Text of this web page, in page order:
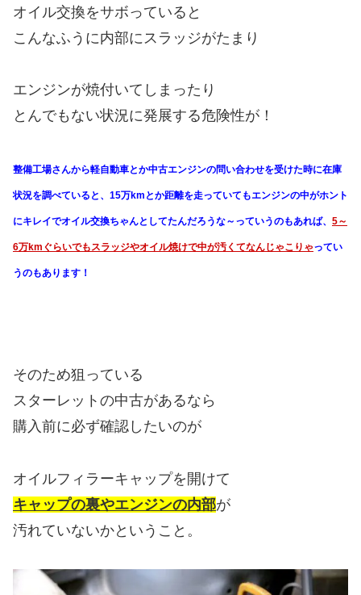
オイル交換をサボっていると
こんなふうに内部にスラッジがたまり
エンジンが焼付いてしまったり
とんでもない状況に発展する危険性が！
整備工場さんから軽自動車とか中古エンジンの問い合わせを受けた時に在庫
状況を調べていると、15万kmとか距離を走っていてもエンジンの中がホント
にキレイでオイル交換ちゃんとしてたんだろうな～っていうのもあれば、 5～
6万kmぐらいでもスラッジやオイル焼けで中が汚くてなんじゃこりゃってい
うのもあります！
そのため狙っている
スターレットの中古があるなら
購入前に必ず確認したいのが
オイルフィラーキャップを開けて
キャップの裏やエンジンの内部が
汚れていないかということ。